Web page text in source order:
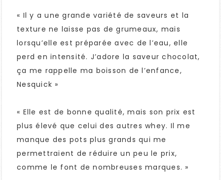
« Il y a une grande variété de saveurs et la
texture ne laisse pas de grumeaux, mais
lorsqu’elle est préparée avec de l’eau, elle
perd en intensité. J’adore la saveur chocolat,
ça me rappelle ma boisson de l’enfance,
Nesquick »
« Elle est de bonne qualité, mais son prix est
plus élevé que celui des autres whey. Il me
manque des pots plus grands qui me
permettraient de réduire un peu le prix,
comme le font de nombreuses marques. »